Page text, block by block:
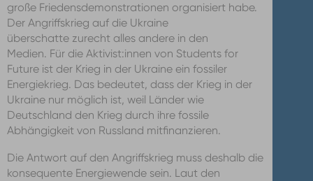
große Friedensdemonstrationen organisiert habe.
Der Angriffskrieg auf die Ukraine
überschatte zurecht alles andere in den
Medien. Für die Aktivist:innen von Students for
Future ist der Krieg in der Ukraine ein fossiler
Energiekrieg. Das bedeutet, dass der Krieg in der
Ukraine nur möglich ist, weil Länder wie
Deutschland den Krieg durch ihre fossile
Abhängigkeit von Russland mitfinanzieren.
Die Antwort auf den Angriffskrieg muss deshalb die
konsequente Energiewende sein. Laut den